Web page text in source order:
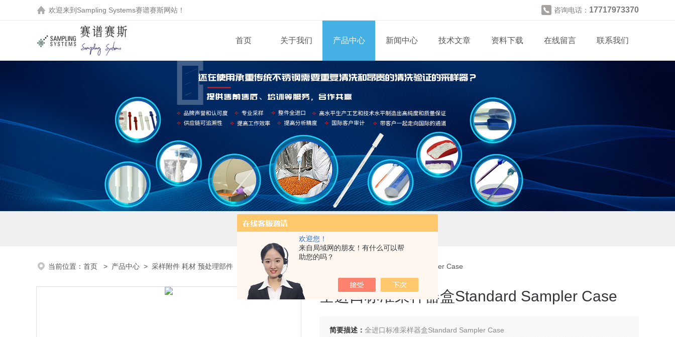
欢迎您！
来自局域网的朋友！有什么可以帮
助您的吗？
欢迎来到 Sampling Systems赛谱赛斯网站！ 咨询电话： 17717973370
首页 关于我们 产品中心 新闻中心 技术文章 资料下载 在线留言 联系我们
当前位置： 首页 > 产品中心 > 采样附件 耗材 预处理部件 轻便采样器> 8505A-01全进口标准采样器盒Standard Sampler Case
全进口标准采样器盒Standard Sampler Case
简要描述： 全进口标准采样器盒Standard Sampler Case